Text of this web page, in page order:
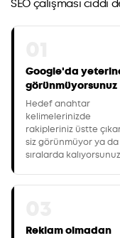
SEO çalışması ciddi
Google'da
görünmüyorsunuz
Hedef anahtar
kelimelerinizde
rakipleriniz üstte
siz görünmüyor ya
sıralarda
Reklam olmadan